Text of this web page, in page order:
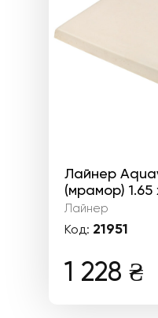
Лайнер
(мрамор) 1.65
Лайнер
Код: 21951
1 228 ₴